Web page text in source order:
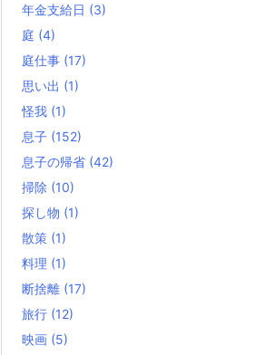
年金支給日 (3)
庭 (4)
庭仕事 (17)
思い出 (1)
怪我 (1)
息子 (152)
息子の帰省 (42)
掃除 (10)
探し物 (1)
散策 (1)
料理 (1)
断捨離 (17)
旅行 (12)
映画 (5)